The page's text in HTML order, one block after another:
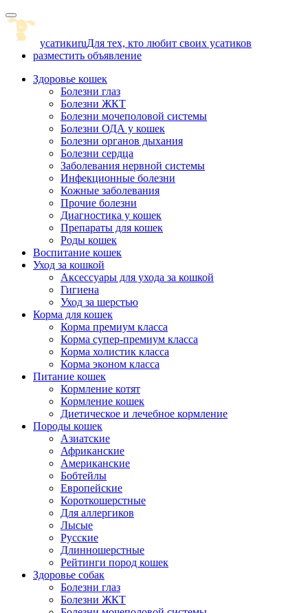
Skip
to
content
усатикиruДля тех, кто любит своих усатиков
разместить объявление
Здоровье кошек
Болезни глаз
Болезни ЖКТ
Болезни мочеполовой системы
Болезни ОДА у кошек
Болезни органов дыхания
Болезни сердца
Заболевания нервной системы
Инфекционные болезни
Кожные заболевания
Прочие болезни
Диагностика у кошек
Препараты для кошек
Роды кошек
Воспитание кошек
Уход за кошкой
Аксессуары для ухода за кошкой
Гигиена
Уход за шерстью
Корма для кошек
Корма премиум класса
Корма супер-премиум класса
Корма холистик класса
Корма эконом класса
Питание кошек
Кормление котят
Кормление кошек
Диетическое и лечебное кормление
Породы кошек
Азиатские
Африканские
Американские
Бобтейлы
Европейские
Короткошерстные
Для аллергиков
Лысые
Русские
Длинношерстные
Рейтинги пород кошек
Здоровье собак
Болезни глаз
Болезни ЖКТ